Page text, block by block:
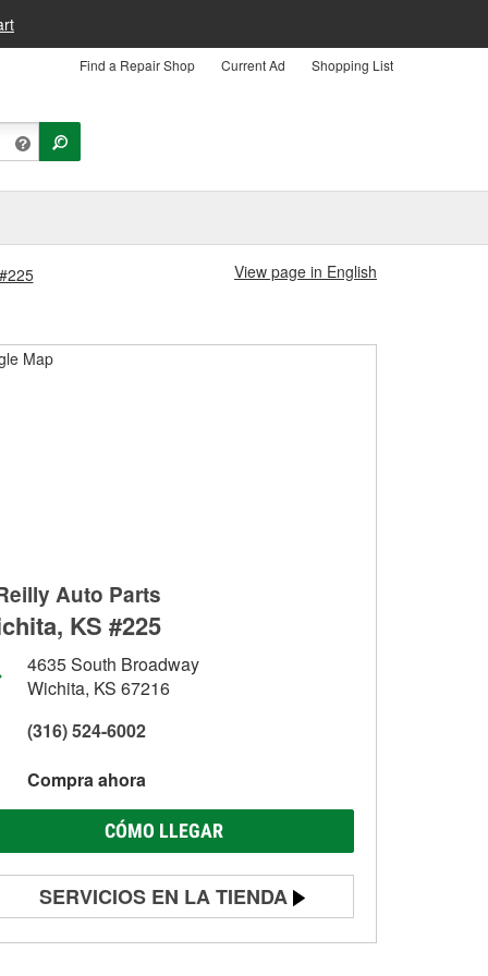
Find a Repair Shop Current Ad Shopping List
View page in English
Auto Parts
KS #225
4635 South Broadway
Wichita, KS 67216
(316) 524-6002
Compra ahora
CÓMO LLEGAR
SERVICIOS EN LA TIENDA
Prueba de batería